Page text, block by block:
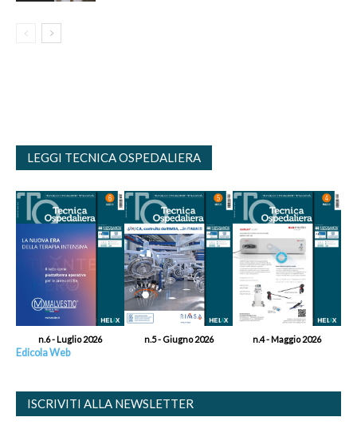
LEGGI TECNICA OSPEDALIERA
n.6 - Luglio 2026 n.5 - Giugno 2026 n.4 - Maggio 2026
Edicola Web
ISCRIVITI ALLA NEWSLETTER